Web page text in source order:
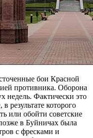
бои Красной
противника. Оборона
недель. Фактически это
результате которого
или обойти советские
в Буйничах была
с фресками и